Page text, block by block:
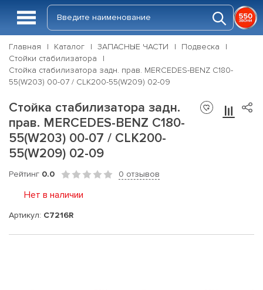
Главная Каталог ЗАПАСНЫЕ ЧАСТИ
Подвеска
Стойки стабилизатора
Стойка стабилизатора задн. прав. MERCEDES-BENZ C180-
55(W203) 00-07 / CLK200-55(W209) 02-09
Стойка стабилизатора задн.
прав. MERCEDES-BENZ C180-
55(W203) 00-07 / CLK200-
55(W209) 02-09
Рейтинг 0.0 0 отзывов
Нет в наличии
Артикул: C7216R